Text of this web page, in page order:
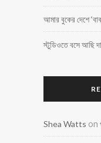
আমার বুকের দেশে
স্টুডিওতে বসে আছি
Shea Watts on